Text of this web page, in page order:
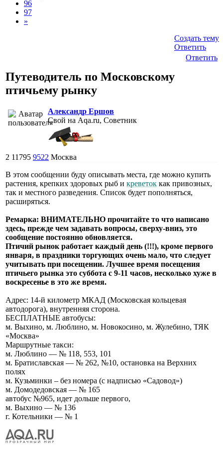
96
97
»
Создать тему
Ответить
Ответить
Путеводитель по Московскому
птичьему рынку
Александр Ершов
Свой на Aqa.ru, Советник
2 11795 9522 Москва
В этом сообщении буду описывать места, где можно купить
растения, крепких здоровых рыб и креветок как привозных,
так и местного разведения. Список будет пополняться,
расширяться.
Ремарка: ВНИМАТЕЛЬНО прочитайте то что написано
здесь, прежде чем задавать вопросы, сверху-вниз, это
сообщение постоянно обновляется.
Птичий рынок работает каждый день (!!!), кроме первого
января, в праздники торгующих очень мало, что следует
учитывать при посещении. Лучшее время посещения
птичьего рынка это суббота с 9-11 часов, несколько хуже в
воскресенье в это же время.
Адрес: 14-й километр МКАД (Московская кольцевая
автодорога), внутренняя сторона.
БЕСПЛАТНЫЕ автобусы:
м. Выхино, м. Люблино, м. Новокосино, м. Жулебино, ТЯК
«Москва»
Маршрутные такси:
м. Люблино — № 118, 553, 101
м. Братиславская — № 262, №10, остановка на Верхних
полях
м. Кузьминки – без номера (с надписью «Садовод»)
м. Домодедовская — № 165
автобус №965, идет дольше первого,
м. Выхино — № 136
г. Котельники — № 1